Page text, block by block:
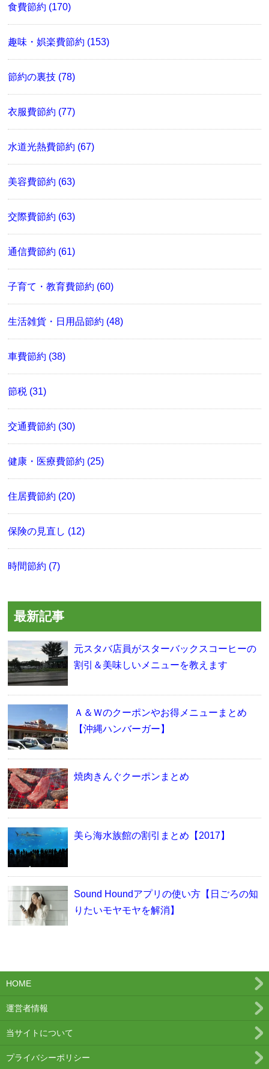
食費節約 (170)
趣味・娯楽費節約 (153)
節約の裏技 (78)
衣服費節約 (77)
水道光熱費節約 (67)
美容費節約 (63)
交際費節約 (63)
通信費節約 (61)
子育て・教育費節約 (60)
生活雑貨・日用品節約 (48)
車費節約 (38)
節税 (31)
交通費節約 (30)
健康・医療費節約 (25)
住居費節約 (20)
保険の見直し (12)
時間節約 (7)
最新記事
元スタバ店員がスターバックスコーヒーの
割引＆美味しいメニューを教えます
Ａ＆Ｗのクーポンやお得メニューまとめ
【沖縄ハンバーガー】
焼肉きんぐクーポンまとめ
美ら海水族館の割引まとめ【2017】
Sound Houndアプリの使い方【日ごろの知
りたいモヤモヤを解消】
HOME
運営者情報
当サイトについて
プライバシーポリシー